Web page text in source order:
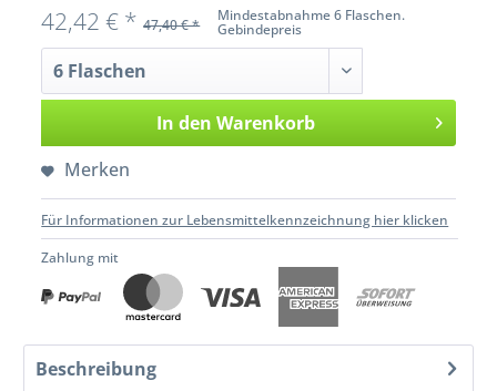
Mindestabnahme 6 Flaschen.
Gebindepreis
42,42 € * 47,40 € *
In den Warenkorb
Merken
Für Informationen zur Lebensmittelkennzeichnung hier klicken
Zahlung mit
Beschreibung